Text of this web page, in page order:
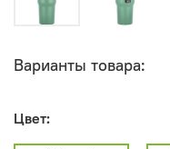
Варианты товара:
Цвет: